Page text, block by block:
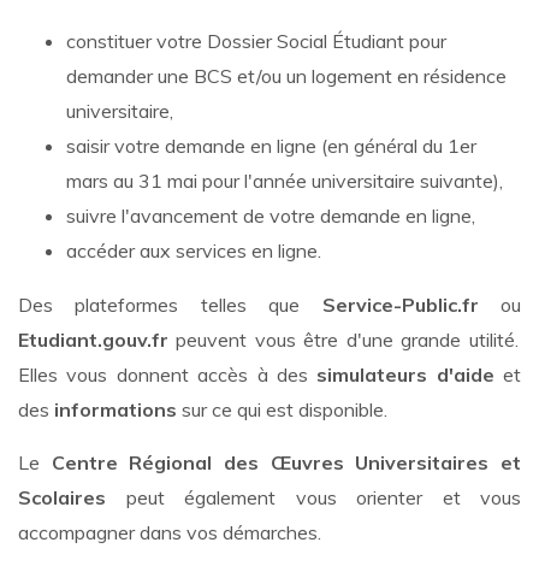
constituer votre Dossier Social Étudiant pour
demander une BCS et/ou un logement en résidence
universitaire,
saisir votre demande en ligne (en général du 1er
mars au 31 mai pour l'année universitaire suivante),
suivre l'avancement de votre demande en ligne,
accéder aux services en ligne.
Des plateformes telles que Service-Public.fr ou
Etudiant.gouv.fr peuvent vous être d'une grande utilité.
Elles vous donnent accès à des simulateurs d'aide et
des informations sur ce qui est disponible.
Le Centre Régional des Œuvres Universitaires et
Scolaires peut également vous orienter et vous
accompagner dans vos démarches.